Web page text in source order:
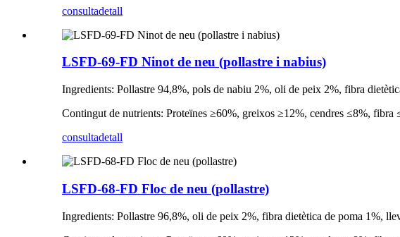
consultadetall
LSFD-69-FD Ninot de neu (pollastre i nabius)
Ingredients: Pollastre 94,8%, pols de nabiu 2%, oli de peix 2%, fibra
Contingut de nutrients: Proteïnes ≥60%, greixos ≥12%, cendres ≤8%, fibra
consultadetall
LSFD-68-FD Floc de neu (pollastre)
Ingredients: Pollastre 96,8%, oli de peix 2%, fibra dietètica de poma 1%,